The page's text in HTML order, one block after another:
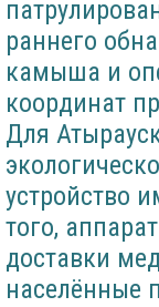
раннего
камыша и
координат
Для
устройство
того,
доставки
населённые